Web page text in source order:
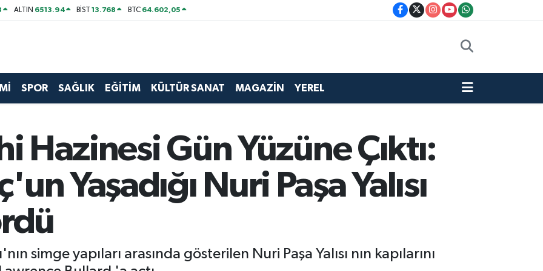
ALTIN 6513.94 BİST13.768 BTC 64.602,05
SPOR SAĞLIK EĞİTİM KÜLTÜR SANAT MAGAZİN YEREL
Hazinesi Gün Yüzüne Çıktı:
Yaşadığı Nuri Paşa Yalısı
simge yapıları arasında gösterilen Nuri Paşa Yalısı nın kapılarını